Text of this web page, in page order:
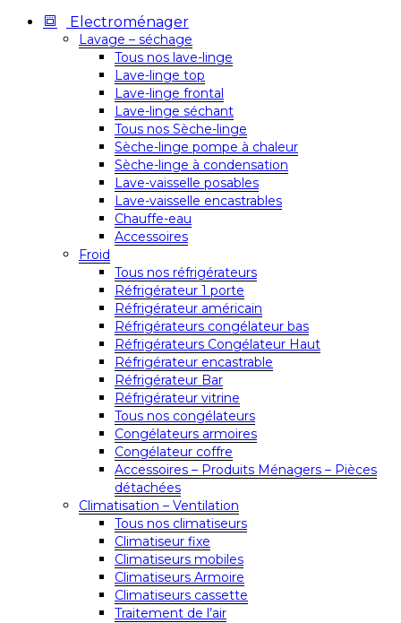
Electroménager
Lavage – séchage
Tous nos lave-linge
Lave-linge top
Lave-linge frontal
Lave-linge séchant
Tous nos Sèche-linge
Sèche-linge pompe à chaleur
Sèche-linge à condensation
Lave-vaisselle posables
Lave-vaisselle encastrables
Chauffe-eau
Accessoires
Froid
Tous nos réfrigérateurs
Réfrigérateur 1 porte
Réfrigérateur américain
Réfrigérateurs congélateur bas
Réfrigérateurs Congélateur Haut
Réfrigérateur encastrable
Réfrigérateur Bar
Réfrigérateur vitrine
Tous nos congélateurs
Congélateurs armoires
Congélateur coffre
Accessoires – Produits Ménagers – Pièces
détachées
Climatisation – Ventilation
Tous nos climatiseurs
Climatiseur fixe
Climatiseurs mobiles
Climatiseurs Armoire
Climatiseurs cassette
Traitement de l’air